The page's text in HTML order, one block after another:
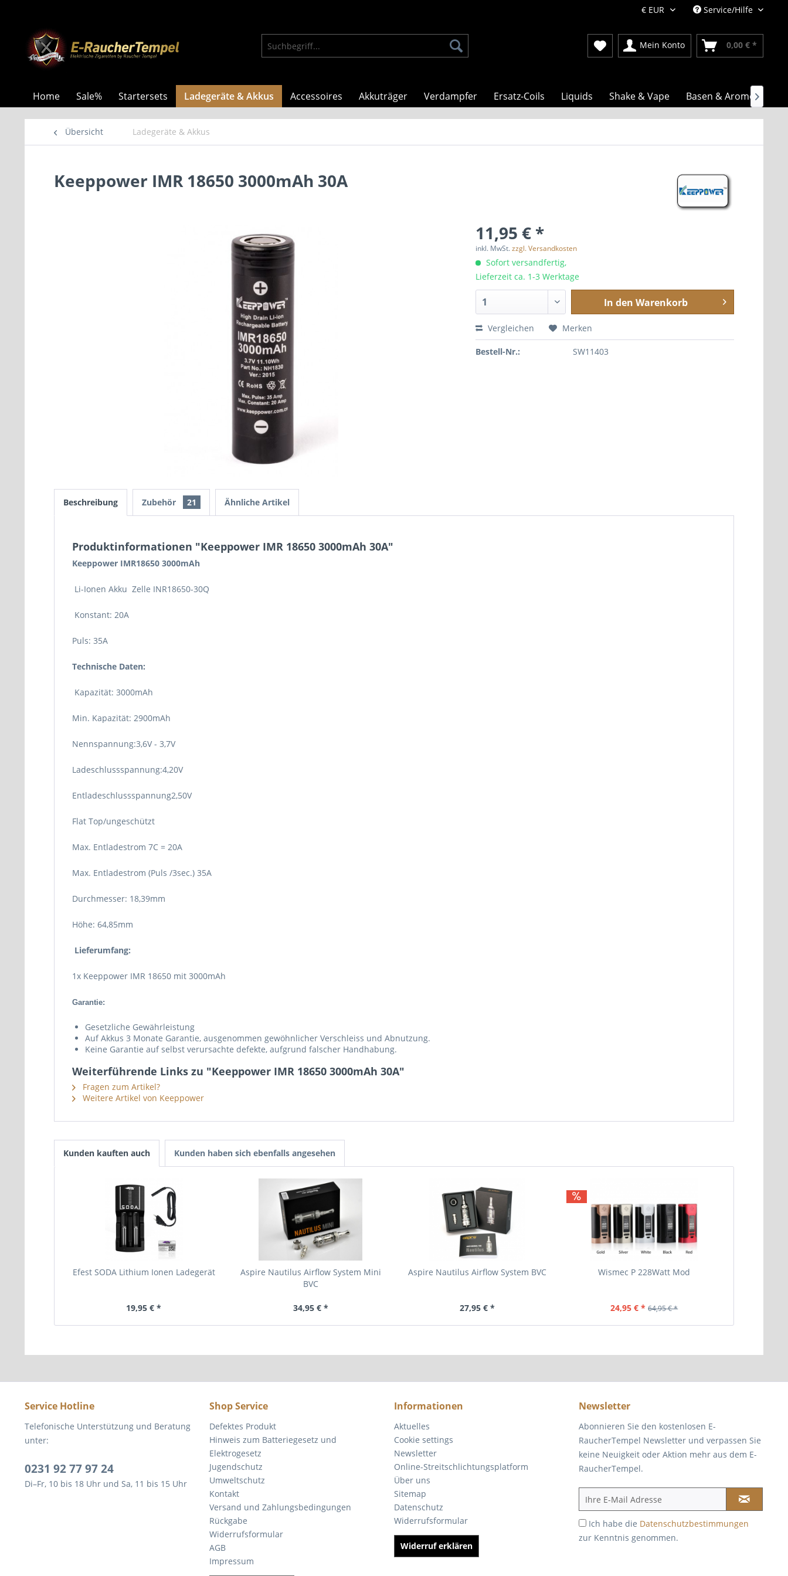
Service/Hilfe
Mein Konto 0,00 € *
Home Sale% Startersets Ladegeräte & Akkus Accessoires Akkuträger Verdampfer Ersatz-Coils Liquids Shake & Vape Basen & Aromen

Übersicht Ladegeräte & Akkus
Keeppower IMR 18650 3000mAh 30A
11,95 € *
inkl. MwSt.zzgl. Versandkosten
Sofort versandfertig,
Lieferzeit ca. 1-3 Werktage
In den Warenkorb
Vergleichen Merken
Bestell-Nr.: SW11403
Beschreibung Zubehör 21 Ähnliche Artikel
Produktinformationen "Keeppower IMR 18650 3000mAh 30A"
Keeppower IMR18650 3000mAh
Li-Ionen Akku Zelle INR18650-30Q
Konstant: 20A
Puls: 35A
Technische Daten:
Kapazität: 3000mAh
Min. Kapazität: 2900mAh
Nennspannung:3,6V - 3,7V
Ladeschlussspannung:4,20V
Entladeschlussspannung2,50V
Flat Top/ungeschützt
Max. Entladestrom 7C = 20A
Max. Entladestrom (Puls /3sec.) 35A
Durchmesser: 18,39mm
Höhe: 64,85mm
Lieferumfang:
1x Keeppower IMR 18650 mit 3000mAh
Garantie:
Gesetzliche Gewährleistung
Auf Akkus 3 Monate Garantie, ausgenommen gewöhnlicher Verschleiss und Abnutzung.
Keine Garantie auf selbst verursachte defekte, aufgrund falscher Handhabung.
Weiterführende Links zu "Keeppower IMR 18650 3000mAh 30A"
Fragen zum Artikel?
Weitere Artikel von Keeppower
Kunden kauften auch Kunden haben sich ebenfalls angesehen
Efest SODA Lithium Ionen Ladegerät
19,95 € *
Aspire Nautilus Airflow System Mini
BVC
34,95 € *
Aspire Nautilus Airflow System BVC
27,95 € *
Wismec P 228Watt Mod
24,95 € * 64,95 € *
Service Hotline
Telefonische Unterstützung und Beratung
unter:
0231 92 77 97 24
Di–Fr, 10 bis 18 Uhr und Sa, 11 bis 15 Uhr
Shop Service
Defektes Produkt
Hinweis zum Batteriegesetz und
Elektrogesetz
Jugendschutz
Umweltschutz
Kontakt
Versand und Zahlungsbedingungen
Rückgabe
Widerrufsformular
AGB
Impressum
Informationen
Aktuelles
Cookie settings
Newsletter
Online-Streitschlichtungsplatform
Über uns
Sitemap
Datenschutz
Widerrufsformular
Widerruf erklären
Newsletter
Abonnieren Sie den kostenlosen E-
RaucherTempel Newsletter und verpassen Sie
keine Neuigkeit oder Aktion mehr aus dem E-
RaucherTempel.
Ich habe die Datenschutzbestimmungen
zur Kenntnis genommen.